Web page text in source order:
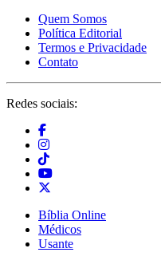
Quem Somos
Política Editorial
Termos e Privacidade
Contato
Redes sociais:
Bíblia Online
Médicos
Usante